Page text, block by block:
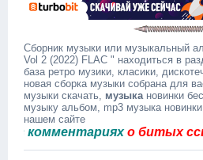
Сборник музыки или музыкальный
Vol 2 (2022) FLAC " находиться в
база ретро музики, класики,
новая сборка музыки собрана для
музыки скачать, музыкановинки
музыку альбом, mp3 музыка
нашем сайте
о битых